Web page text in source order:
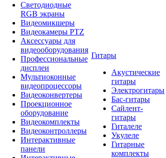
Светодиодные
RGB экраны
Видеомикшеры
Видеокамеры PTZ
Аксессуары для
видеооборудования
Профессиональные
дисплеи
Мультиоконные
видеопроцессоры
Видеоконвертеры
Проекционное
оборудование
Видеокомплекты
Видеоконтроллеры
Интерактивные
панели
Гитары
Акустические
гитары
Электрогитары
Бас-гитары
Сайлент-
гитары
Гиталеле
Укулеле
Гитарные
комплекты